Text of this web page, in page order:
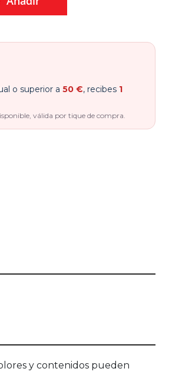
o superior a 50 €, recibes 1
válida por tique de compra.
y contenidos pueden